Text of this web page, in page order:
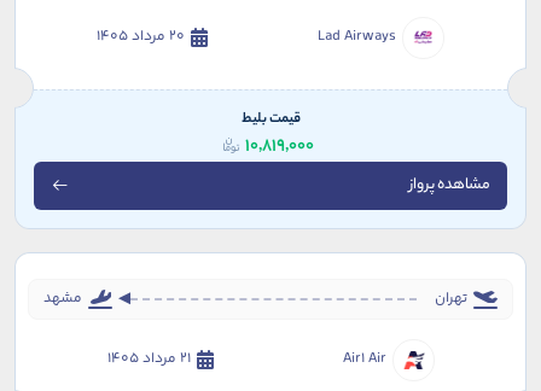
Lad Airways 20 مرداد 1405
قیمت بلیط
10,819,000
مشاهده پرواز
تهران مشهد
Air1 Air 21 مرداد 1405